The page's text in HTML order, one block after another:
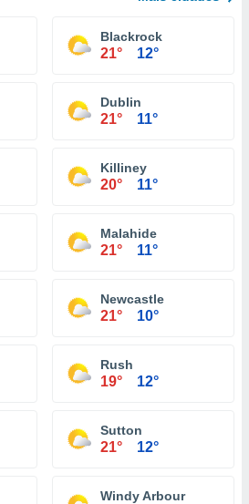
Blackrock
21° 12°
Dublin
21° 11°
Killiney
20° 11°
Malahide
21° 11°
Newcastle
21° 10°
Rush
19° 12°
Sutton
21° 12°
Windy Arbour